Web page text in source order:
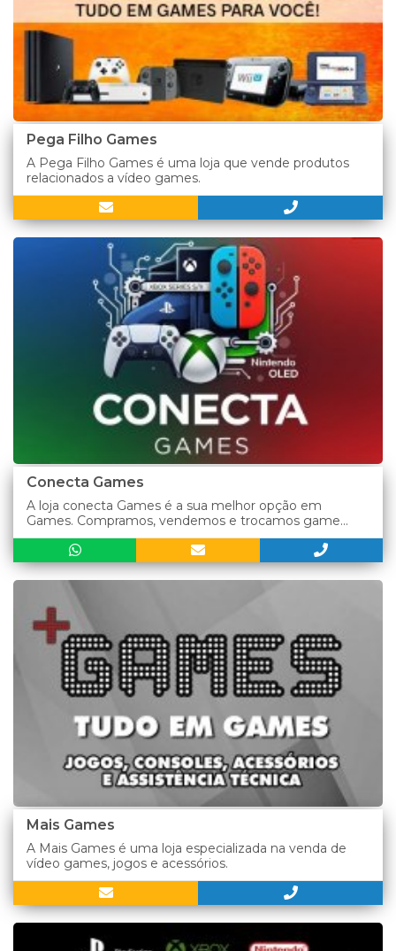
Pega Filho Games
A Pega Filho Games é uma loja que vende produtos
relacionados a vídeo games.
Conecta Games
A loja conecta Games é a sua melhor opção em
Games. Compramos, vendemos e trocamos game...
Mais Games
A Mais Games é uma loja especializada na venda de
vídeo games, jogos e acessórios.